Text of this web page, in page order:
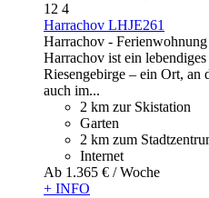
12 4
Harrachov LHJE261
Harrachov - Ferienwohnung
Harrachov ist ein
Riesengebirge – ein Ort, an
auch im...
2 km zur Skistation
Garten
2 km zum
Internet
Ab 1.365 € / Woche
+ INFO